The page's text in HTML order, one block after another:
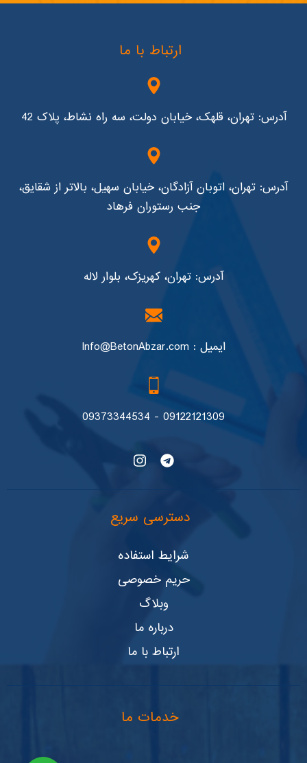
ارتباط با ما
آدرس: تهران، قلهک، خیابان دولت، سه راه نشاط، پلاک 42
آدرس: تهران، اتوبان آزادگان، خیابان سهیل، بالاتر از شقایق،
جنب رستوران فرهاد
آدرس: تهران، کهریزک، بلوار لاله
ایمیل : Info@BetonAbzar.com
09122121309 - 09373344534
دسترسی سریع
شرایط استفاده
حریم خصوصی
وبلاگ
درباره ما
ارتباط با ما
خدمات ما